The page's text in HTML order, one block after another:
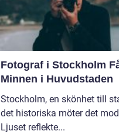
Fotograf i Stockholm Fånga
Minnen i Huvudstaden
Stockholm, en skönhet till
det historiska möter det
Ljuset reflekte...